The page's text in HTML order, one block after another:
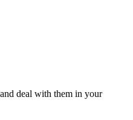
deal with them in your